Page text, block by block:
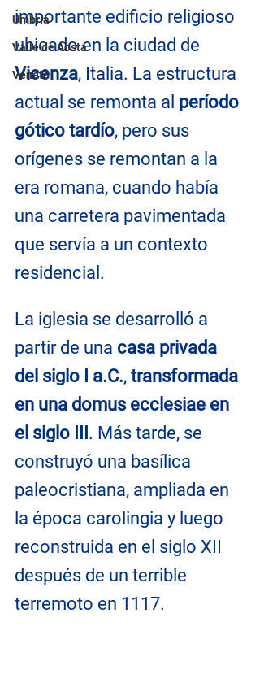
Umbría
Valle de Aosta
Véneto
importante edificio religioso
ubicado en la ciudad de
Vicenza, Italia. La estructura
actual se remonta al período
gótico tardío, pero sus
orígenes se remontan a la
era romana, cuando había
una carretera pavimentada
que servía a un contexto
residencial.
La iglesia se desarrolló a
partir de una casa privada
del siglo I a.C., transformada
en una domus ecclesiae en
el siglo III . Más tarde, se
construyó una basílica
paleocristiana, ampliada en
la época carolingia y luego
reconstruida en el siglo XII
después de un terrible
terremoto en 1117.